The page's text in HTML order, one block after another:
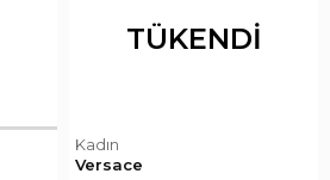
TÜKENDI
Kadın
Versace